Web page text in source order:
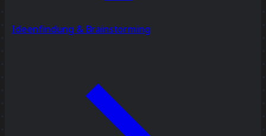
Ideenfindung & Brainstorming